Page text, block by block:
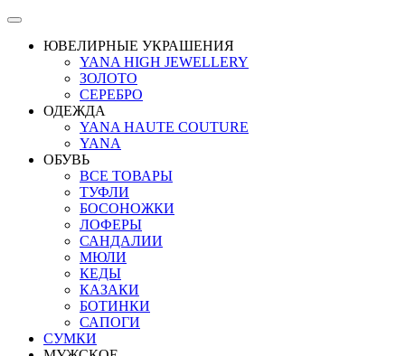
ЮВЕЛИРНЫЕ УКРАШЕНИЯ
YANA HIGH JEWELLERY
ЗОЛОТО
СЕРЕБРО
ОДЕЖДА
YANA HAUTE COUTURE
YANA
ОБУВЬ
ВСЕ ТОВАРЫ
ТУФЛИ
БОСОНОЖКИ
ЛОФЕРЫ
САНДАЛИИ
МЮЛИ
КЕДЫ
КАЗАКИ
БОТИНКИ
САПОГИ
СУМКИ